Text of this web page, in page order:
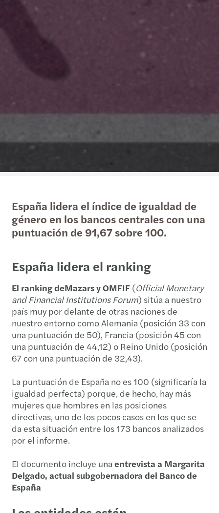
España lidera el índice de igualdad de
género en los bancos centrales con una
puntuación de 91,67 sobre 100.
España lidera el ranking
El ranking deMazars y OMFIF (Official Monetary
and Financial Institutions Forum) sitúa a nuestro
país muy por delante de otras naciones de
nuestro entorno como Alemania (posición 33 con
una puntuación de 50), Francia (posición 45 con
una puntuación de 44,12) o Reino Unido (posición
67 con una puntuación de 32,43).
La puntuación de España no es 100 (significaría la
igualdad perfecta) porque, de hecho, hay más
mujeres que hombres en las posiciones
directivas, uno de los pocos casos en los que se
da esta situación entre los 173 bancos analizados
por el informe.
El documento incluye una entrevista a Margarita
Delgado, actual subgobernadora del Banco de
España